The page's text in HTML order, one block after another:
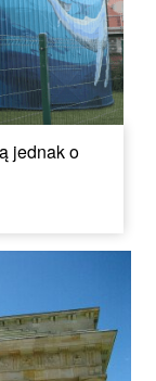
jednak o